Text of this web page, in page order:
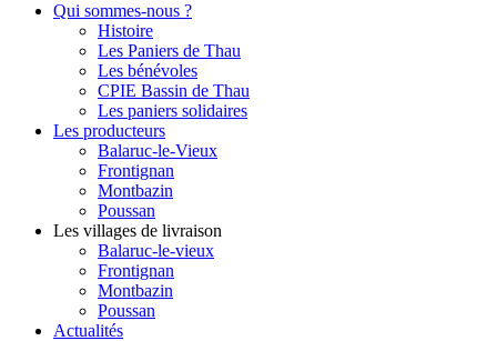
Qui sommes-nous ?
Histoire
Les Paniers de Thau
Les bénévoles
CPIE Bassin de Thau
Les paniers solidaires
Les producteurs
Balaruc-le-Vieux
Frontignan
Montbazin
Poussan
Les villages de livraison
Balaruc-le-vieux
Frontignan
Montbazin
Poussan
Actualités